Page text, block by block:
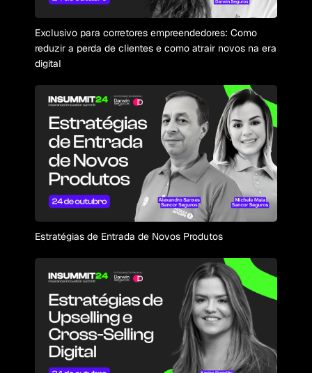
Exclusivo para corretores empreendedores: Como
reduzir a perda de clientes e como atrair novos na era
digital
Estratégias de Entrada de Novos Produtos